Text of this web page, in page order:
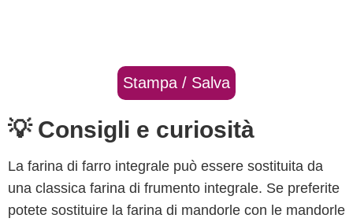
Stampa / Salva
💡 Consigli e curiosità
La farina di farro integrale può essere sostituita da
una classica farina di frumento integrale. Se preferite
potete sostituire la farina di mandorle con le mandorle